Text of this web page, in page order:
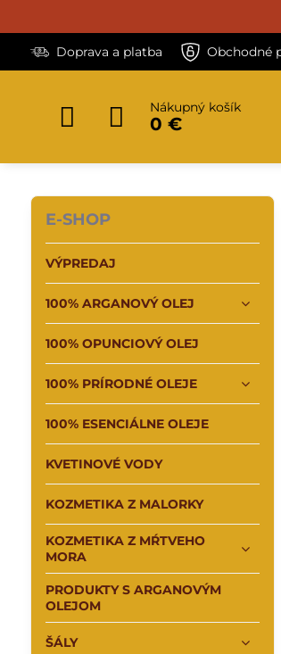
Doprava a platba Obchodné
Nákupný košík
0 €
E-SHOP
VÝPREDAJ
100% ARGANOVÝ OLEJ
100% OPUNCIOVÝ OLEJ
100% PRÍRODNÉ OLEJE
100% ESENCIÁLNE OLEJE
KVETINOVÉ VODY
KOZMETIKA Z MALORKY
KOZMETIKA Z MŔTVEHO
MORA
PRODUKTY S ARGANOVÝM
OLEJOM
ŠÁLY